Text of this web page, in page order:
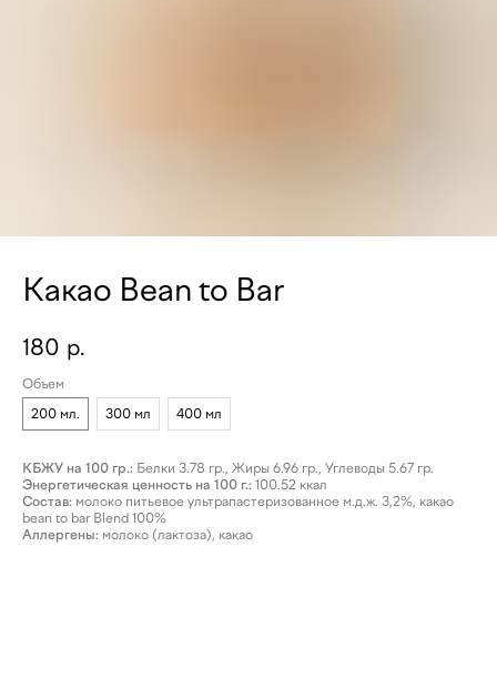
Какао Bean to Bar
180 р.
Объем
200 мл.
300 мл 400 мл
КБЖУ на 100 гр.: Белки 3.78 гр., Жиры 6.96 гр., Углеводы 5.67 гр.
Энергетическая ценность на 100 г.: 100.52 ккал
Состав: молоко питьевое ультрапастеризованное м.д.ж. 3,2%, какао
bean to bar Blend 100%
Аллергены: молоко (лактоза), какао